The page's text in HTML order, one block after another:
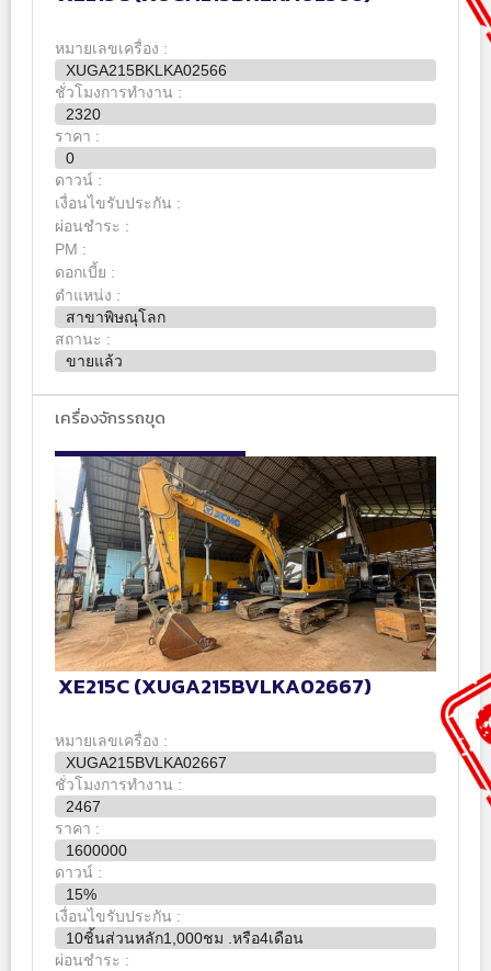
หมายเลขเครื่อง :
XUGA215BKLKA02566
ชั่วโมงการทำงาน :
2320
ราคา :
0
ดาวน์ :
เงื่อนไขรับประกัน :
ผ่อนชำระ :
PM :
ดอกเบี้ย :
ตำแหน่ง :
สาขาพิษณุโลก
สถานะ :
ขายแล้ว
เครื่องจักรรถขุด
XE215C (XUGA215BVLKA02667)
หมายเลขเครื่อง :
XUGA215BVLKA02667
ชั่วโมงการทำงาน :
2467
ราคา :
1600000
ดาวน์ :
15%
เงื่อนไขรับประกัน :
10ชิ้นส่วนหลัก1,000ชม .หรือ4เดือน
ผ่อนชำระ :